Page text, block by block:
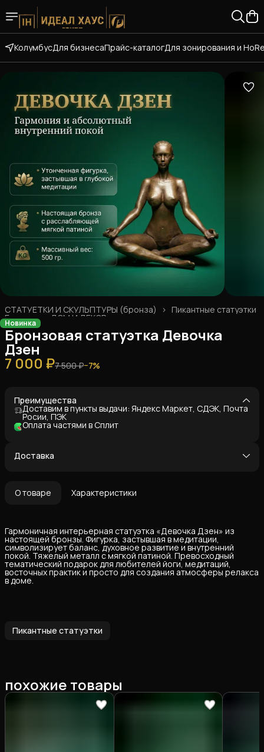
КолумбусДля бизнесаПрайс-каталогДля зонирования и
Пикантные статуэтки
СТАТУЕТКИ И СКУЛЬПТУРЫ (бронза) ›
ДОМ И ДЕКОР
Главная
Новинка
Бронзовая статуэтка Девочка
Дзен
7 000 ₽7 500 ₽−7%
Преимущества
Доставим в пункты выдачи: Яндекс Маркет, СДЭК, Почта
Росии, ПЭК
Оплата частями в Сплит
Доставка
О товаре Характеристики
Гармоничная интерьерная статуэтка «Девочка Дзен» из
настоящей бронзы. Фигурка, застывшая в медитации,
символизирует баланс, духовное развитие и внутренний
покой. Тяжелый металл с мягкой патиной. Превосходный
тематический подарок для любителей йоги, медитаций,
восточных практик и просто для создания атмосферы релакса
в доме.
Пикантные статуэтки
похожие товары